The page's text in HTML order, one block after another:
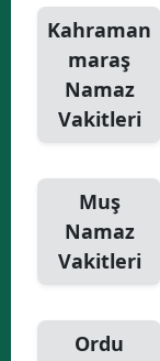
Kahraman
maraş
Namaz
Vakitleri
Muş
Namaz
Vakitleri
Ordu